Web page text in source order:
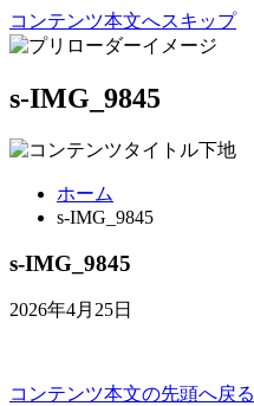
コンテンツ本文へスキップ
s-IMG_9845
ホーム
s-IMG_9845
s-IMG_9845
2026年4月25日
コンテンツ本文の先頭へ戻る